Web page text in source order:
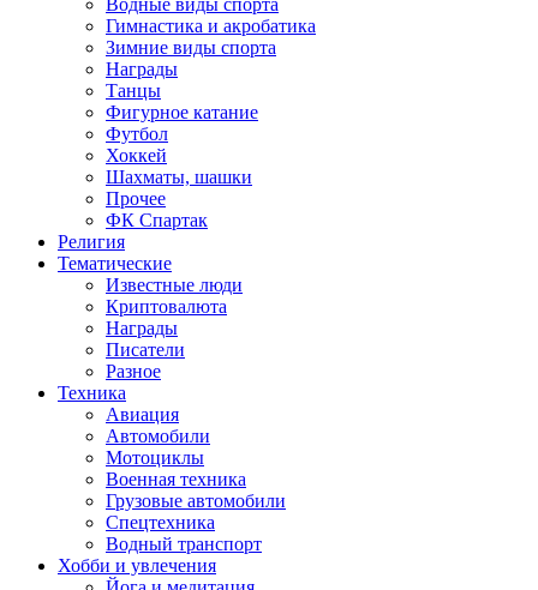
Гимнастика и акробатика
Зимние виды спорта
Награды
Танцы
Фигурное катание
Футбол
Хоккей
Шахматы, шашки
Прочее
ФК Спартак
Религия
Тематические
Известные люди
Криптовалюта
Награды
Писатели
Разное
Техника
Авиация
Автомобили
Мотоциклы
Военная техника
Грузовые автомобили
Спецтехника
Водный транспорт
Хобби и увлечения